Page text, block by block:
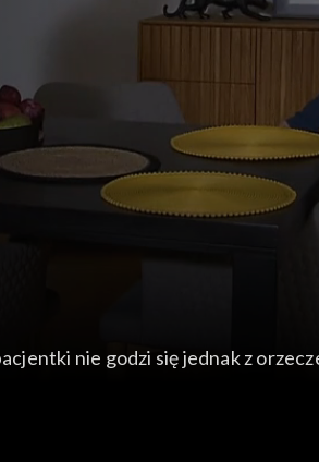
nie godzi się jednak z